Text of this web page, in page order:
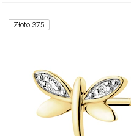
Złoto 375